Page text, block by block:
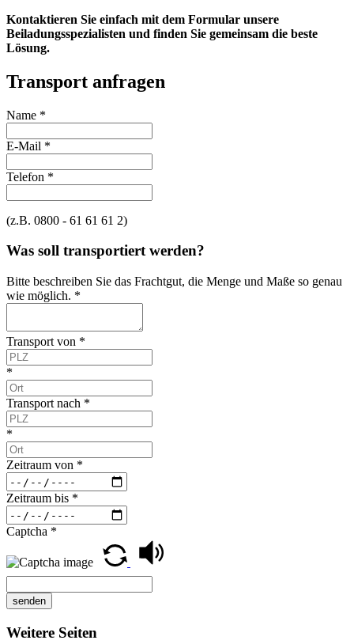
Kontaktieren Sie einfach mit dem Formular unsere
Beiladungsspezialisten und finden Sie gemeinsam die beste
Lösung.
Transport anfragen
Name *
E-Mail *
Telefon *
(z.B. 0800 - 61 61 61 2)
Was soll transportiert werden?
Bitte beschreiben Sie das Frachtgut, die Menge und Maße so genau
wie möglich. *
Transport von *
*
Transport nach *
*
Zeitraum von *
Zeitraum bis *
Captcha *
senden
Weitere Seiten